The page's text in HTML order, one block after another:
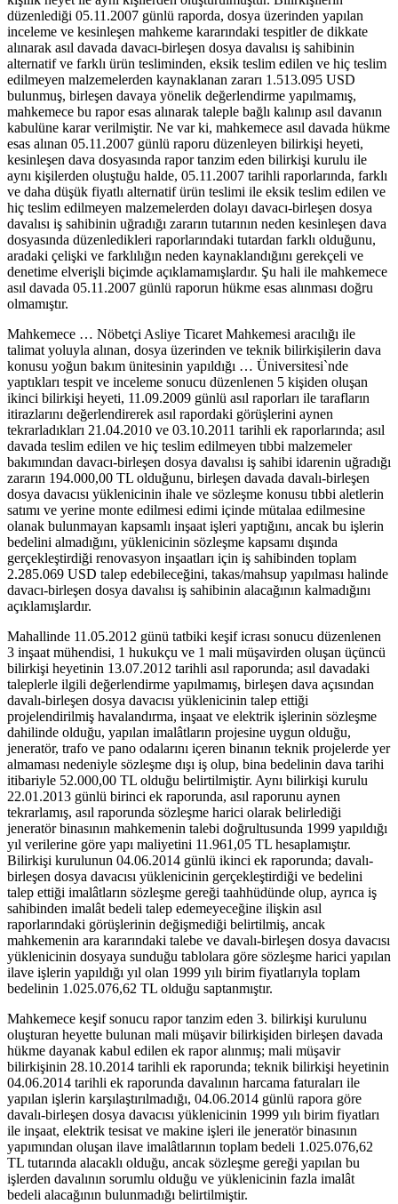
düzenlediği 05.11.2007 günlü raporda, dosya üzerinden yapılan
inceleme ve kesinleşen mahkeme kararındaki tespitler de dikkate
alınarak asıl davada davacı-birleşen dosya davalısı iş sahibinin
alternatif ve farklı ürün tesliminden, eksik teslim edilen ve hiç teslim
edilmeyen malzemelerden kaynaklanan zararı 1.513.095 USD
bulunmuş, birleşen davaya yönelik değerlendirme yapılmamış,
mahkemece bu rapor esas alınarak taleple bağlı kalınıp asıl davanın
kabulüne karar verilmiştir. Ne var ki, mahkemece asıl davada hükme
esas alınan 05.11.2007 günlü raporu düzenleyen bilirkişi heyeti,
kesinleşen dava dosyasında rapor tanzim eden bilirkişi kurulu ile
aynı kişilerden oluştuğu halde, 05.11.2007 tarihli raporlarında, farklı
ve daha düşük fiyatlı alternatif ürün teslimi ile eksik teslim edilen ve
hiç teslim edilmeyen malzemelerden dolayı davacı-birleşen dosya
davalısı iş sahibinin uğradığı zararın tutarının neden kesinleşen dava
dosyasında düzenledikleri raporlarındaki tutardan farklı olduğunu,
aradaki çelişki ve farklılığın neden kaynaklandığını gerekçeli ve
denetime elverişli biçimde açıklamamışlardır. Şu hali ile mahkemece
asıl davada 05.11.2007 günlü raporun hükme esas alınması doğru
olmamıştır.
Mahkemece … Nöbetçi Asliye Ticaret Mahkemesi aracılığı ile
talimat yoluyla alınan, dosya üzerinden ve teknik bilirkişilerin dava
konusu yoğun bakım ünitesinin yapıldığı … Üniversitesi`nde
yaptıkları tespit ve inceleme sonucu düzenlenen 5 kişiden oluşan
ikinci bilirkişi heyeti, 11.09.2009 günlü asıl raporları ile tarafların
itirazlarını değerlendirerek asıl rapordaki görüşlerini aynen
tekrarladıkları 21.04.2010 ve 03.10.2011 tarihli ek raporlarında; asıl
davada teslim edilen ve hiç teslim edilmeyen tıbbi malzemeler
bakımından davacı-birleşen dosya davalısı iş sahibi idarenin uğradığı
zararın 194.000,00 TL olduğunu, birleşen davada davalı-birleşen
dosya davacısı yüklenicinin ihale ve sözleşme konusu tıbbi aletlerin
satımı ve yerine monte edilmesi edimi içinde mütalaa edilmesine
olanak bulunmayan kapsamlı inşaat işleri yaptığını, ancak bu işlerin
bedelini almadığını, yüklenicinin sözleşme kapsamı dışında
gerçekleştirdiği renovasyon inşaatları için iş sahibinden toplam
2.285.069 USD talep edebileceğini, takas/mahsup yapılması halinde
davacı-birleşen dosya davalısı iş sahibinin alacağının kalmadığını
açıklamışlardır.
Mahallinde 11.05.2012 günü tatbiki keşif icrası sonucu düzenlenen
3 inşaat mühendisi, 1 hukukçu ve 1 mali müşavirden oluşan üçüncü
bilirkişi heyetinin 13.07.2012 tarihli asıl raporunda; asıl davadaki
taleplerle ilgili değerlendirme yapılmamış, birleşen dava açısından
davalı-birleşen dosya davacısı yüklenicinin talep ettiği
projelendirilmiş havalandırma, inşaat ve elektrik işlerinin sözleşme
dahilinde olduğu, yapılan imalâtların projesine uygun olduğu,
jeneratör, trafo ve pano odalarını içeren binanın teknik projelerde yer
almaması nedeniyle sözleşme dışı iş olup, bina bedelinin dava tarihi
itibariyle 52.000,00 TL olduğu belirtilmiştir. Aynı bilirkişi kurulu
22.01.2013 günlü birinci ek raporunda, asıl raporunu aynen
tekrarlamış, asıl raporunda sözleşme harici olarak belirlediği
jeneratör binasının mahkemenin talebi doğrultusunda 1999 yapıldığı
yıl verilerine göre yapı maliyetini 11.961,05 TL hesaplamıştır.
Bilirkişi kurulunun 04.06.2014 günlü ikinci ek raporunda; davalı-
birleşen dosya davacısı yüklenicinin gerçekleştirdiği ve bedelini
talep ettiği imalâtların sözleşme gereği taahhüdünde olup, ayrıca iş
sahibinden imalât bedeli talep edemeyeceğine ilişkin asıl
raporlarındaki görüşlerinin değişmediği belirtilmiş, ancak
mahkemenin ara kararındaki talebe ve davalı-birleşen dosya davacısı
yüklenicinin dosyaya sunduğu tablolara göre sözleşme harici yapılan
ilave işlerin yapıldığı yıl olan 1999 yılı birim fiyatlarıyla toplam
bedelinin 1.025.076,62 TL olduğu saptanmıştır.
Mahkemece keşif sonucu rapor tanzim eden 3. bilirkişi kurulunu
oluşturan heyette bulunan mali müşavir bilirkişiden birleşen davada
hükme dayanak kabul edilen ek rapor alınmış; mali müşavir
bilirkişinin 28.10.2014 tarihli ek raporunda; teknik bilirkişi heyetinin
04.06.2014 tarihli ek raporunda davalının harcama faturaları ile
yapılan işlerin karşılaştırılmadığı, 04.06.2014 günlü rapora göre
davalı-birleşen dosya davacısı yüklenicinin 1999 yılı birim fiyatları
ile inşaat, elektrik tesisat ve makine işleri ile jeneratör binasının
yapımından oluşan ilave imalâtlarının toplam bedeli 1.025.076,62
TL tutarında alacaklı olduğu, ancak sözleşme gereği yapılan bu
işlerden davalının sorumlu olduğu ve yüklenicinin fazla imalât
bedeli alacağının bulunmadığı belirtilmiştir.